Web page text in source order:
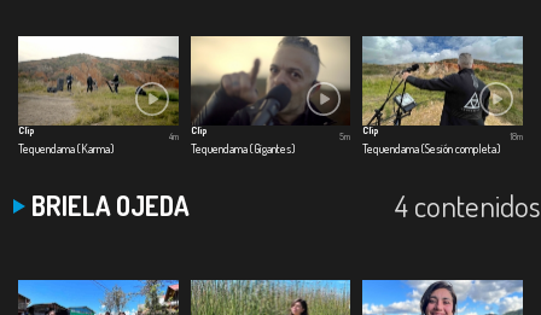
Clip
Tequendama (Karma)
4m
Clip
Tequendama (Gigantes)
5m
Clip
Tequendama (Sesión completa)
18m
BRIELA OJEDA 4 contenidos